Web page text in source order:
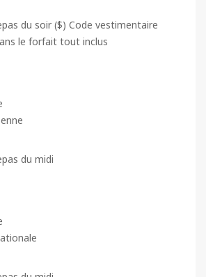
du soir ($) Code vestimentaire
le forfait tout inclus
du midi